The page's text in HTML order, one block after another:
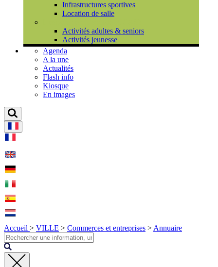
Infrastructures sportives
Location de salle
Activités adultes & seniors
Activités jeunesse
Agenda
A la une
Actualités
Flash info
Kiosque
En images
Accueil > VILLE > Commerces et entreprises > Annuaire